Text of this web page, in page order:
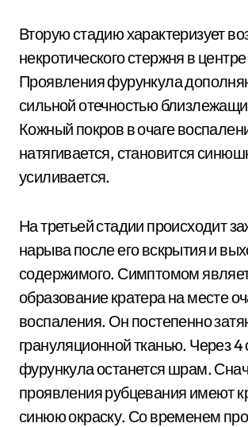
Вторую стадию характеризует
некротического стержня в
Проявления фурункула
сильной отечностью
Кожный покров в очаге
натягивается, становится
усиливается.
На третьей стадии происходит
нарыва после его вскрытия и
содержимого. Симптомом
образование кратера на месте
воспаления. Он постепенно
грануляционной тканью. Через 4
фурункула останется шрам.
проявления рубцевания имеют
синюю окраску. Со временем